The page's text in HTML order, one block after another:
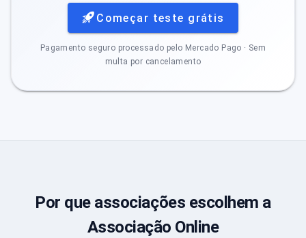
Começar teste grátis
Pagamento seguro processado pelo Mercado Pago · Sem
multa por cancelamento
Por que associações escolhem a
Associação Online